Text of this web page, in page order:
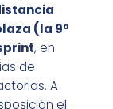
(la 9ª
, en
de
A
el